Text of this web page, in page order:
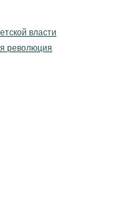
власти
революция